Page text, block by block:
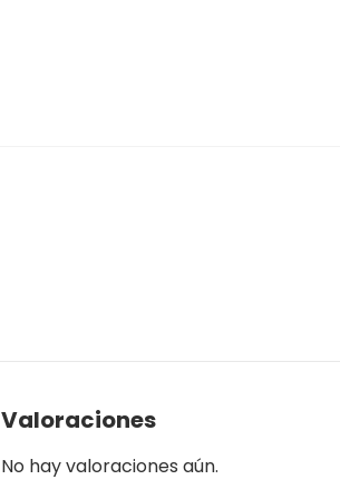
Valoraciones
No hay valoraciones aún.